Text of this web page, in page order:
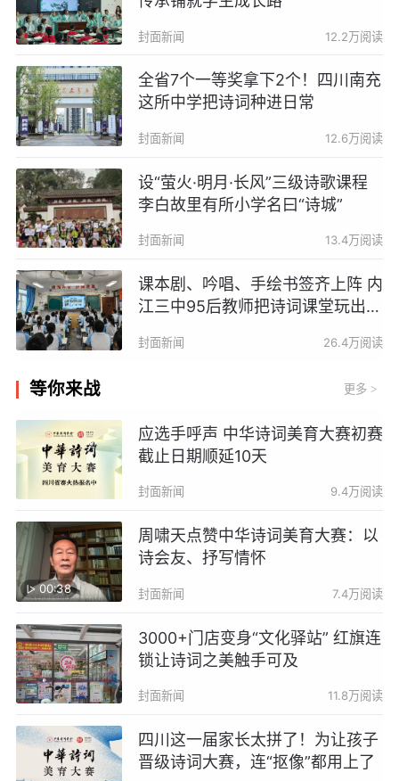
封面新闻 12.2万阅读
全省7个一等奖拿下2个！四川南充
这所中学把诗词种进日常
封面新闻 12.6万阅读
设“萤火·明月·长风”三级诗歌课程
李白故里有所小学名曰“诗城”
封面新闻 13.4万阅读
课本剧、吟唱、手绘书签齐上阵 内
江三中95后教师把诗词课堂玩出新
封面新闻 26.4万阅读
等你来战 更多 >
应选手呼声 中华诗词美育大赛初赛
截止日期顺延10天
封面新闻 9.4万阅读
00:38
周啸天点赞中华诗词美育大赛：以
诗会友、抒写情怀
封面新闻 7.4万阅读
3000+门店变身“文化驿站” 红旗连
锁让诗词之美触手可及
封面新闻 11.8万阅读
四川这一届家长太拼了！为让孩子
晋级诗词大赛，连“抠像”都用上了